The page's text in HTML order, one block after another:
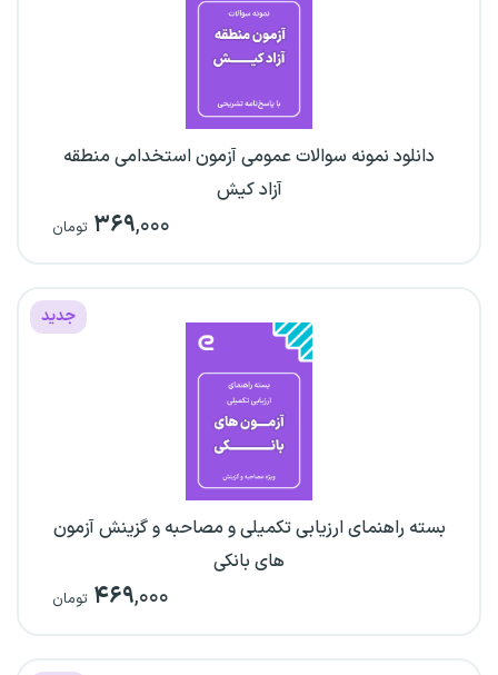
دانلود نمونه سوالات عمومی آزمون استخدامی منطقه
آزاد کیش
۳۶۹,۰۰۰ تومان
جدید
بسته راهنمای ارزیابی تکمیلی و مصاحبه و گزینش آزمون
های بانکی
۴۶۹,۰۰۰ تومان